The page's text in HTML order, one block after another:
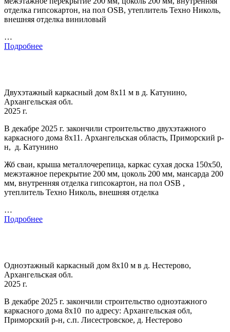
отделка гипсокартон, на пол OSB, утеплитель Техно Николь,
внешняя отделка виниловый
…
Подробнее
Двухэтажный каркасный дом 8х11 м в д. Катунино,
Архангельская обл.
2025 г.
В декабре 2025 г. закончили строительство двухэтажного
каркасного дома 8х11. Архангельская область, Приморский р-
н, д. Катунино
Жб сваи, крыша металлочерепица, каркас сухая доска 150х50,
межэтажное перекрытие 200 мм, цоколь 200 мм, мансарда 200
мм, внутренняя отделка гипсокартон, на пол OSB ,
утеплитель Техно Николь, внешняя отделка
…
Подробнее
Одноэтажный каркасный дом 8х10 м в д. Нестерово,
Архангельская обл.
2025 г.
В декабре 2025 г. закончили строительство одноэтажного
каркасного дома 8х10 по адресу: Архангельская обл,
Приморский р-н, с.п. Лисестровское, д. Нестерово